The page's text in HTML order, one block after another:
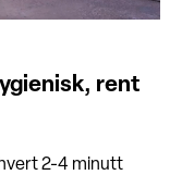
rent
2-4 minutt